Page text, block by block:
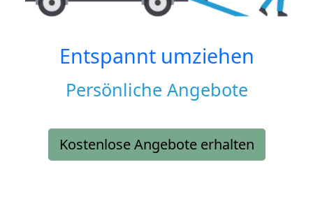
Entspannt umziehen
Persönliche Angebote
Kostenlose Angebote erhalten